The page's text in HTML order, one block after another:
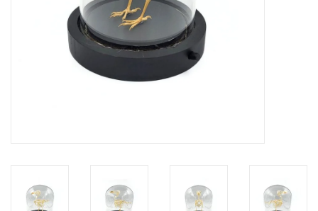
Huiden & vachten
Opgezette dieren
Hoorns & Geweien